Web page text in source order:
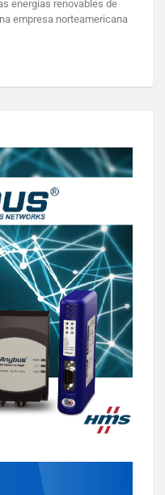
energías renovables de
empresa norteamericana